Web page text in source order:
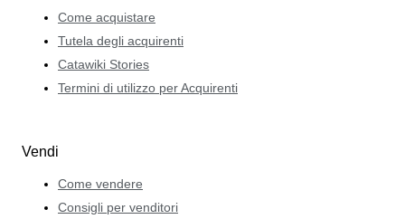
Come acquistare
Tutela degli acquirenti
Catawiki Stories
Termini di utilizzo per Acquirenti
Vendi
Come vendere
Consigli per venditori